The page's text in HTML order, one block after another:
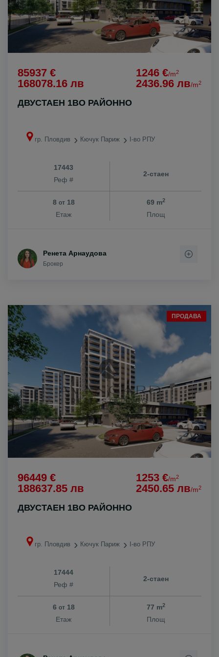
85937 €
168078.16 лв
1246 €/m2
2436.96 лв/m2
ДВУСТАЕН 1ВО РАЙОННО
гр. Пловдив Кючук Париж I-во РПУ
17443
Реф #
2-стаен
8 от18
Етаж
69 m2
Площ
Ренета Арнаудова
Брокер
ПРОДАВА
96449 €
188637.85 лв
1253 €/m2
2450.65 лв/m2
ДВУСТАЕН 1ВО РАЙОННО
гр. Пловдив Кючук Париж I-во РПУ
17444
Реф #
2-стаен
6 от18
Етаж
77 m2
Площ